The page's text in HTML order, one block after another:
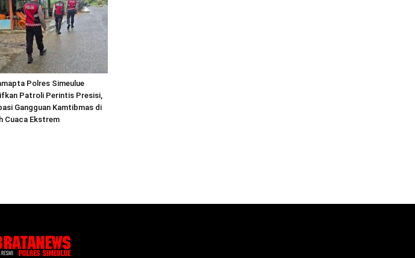
Polres Simeulue
Patroli Perintis Presisi,
Gangguan Kamtibmas di
Cuaca Ekstrem